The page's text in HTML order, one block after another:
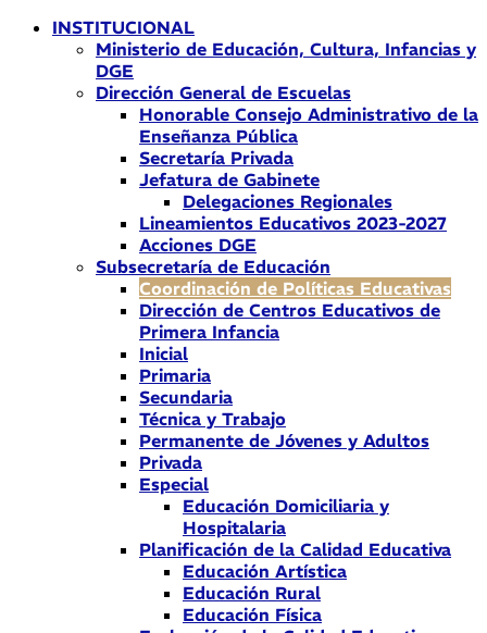
INSTITUCIONAL
Ministerio de Educación, Cultura, Infancias y
DGE
Dirección General de Escuelas
Honorable Consejo Administrativo de la
Enseñanza Pública
Secretaría Privada
Jefatura de Gabinete
Delegaciones Regionales
Lineamientos Educativos 2023-2027
Acciones DGE
Subsecretaría de Educación
Coordinación de Políticas Educativas
Dirección de Centros Educativos de
Primera Infancia
Inicial
Primaria
Secundaria
Técnica y Trabajo
Permanente de Jóvenes y Adultos
Privada
Especial
Educación Domiciliaria y
Hospitalaria
Planificación de la Calidad Educativa
Educación Artística
Educación Rural
Educación Física